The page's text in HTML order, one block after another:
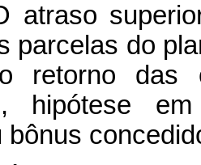
parcelas do
retorno das
hipótese
bônus